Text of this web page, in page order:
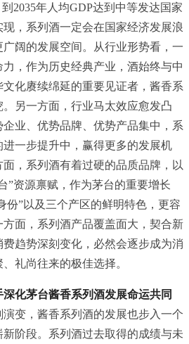
2035年人均GDP达到中等发达国家
，系列酒一定会在国家经济发展浪
阔的发展空间。从行业形势看，一
，作为历史经典产业，酒始终与中
化赓续绵延的重要见证者，酱香系
另一方面，行业马太效应愈发凸
业、优势品牌、优势产品集中，系
一步提升中，赢得更多的发展机
，系列酒有着过硬的品质品牌，以
”资源禀赋，作为茅台的重要增长
份”以及三个产区的鲜明特色，更容
面，系列酒产品覆盖面大，契合新
趋势深刻变化，必然会逐步成为消
礼尚往来的极佳选择。
化茅台酱香系列酒发展命运共同
变，酱香系列酒的发展也步入一个
阶段。系列酒过去取得的成绩与未